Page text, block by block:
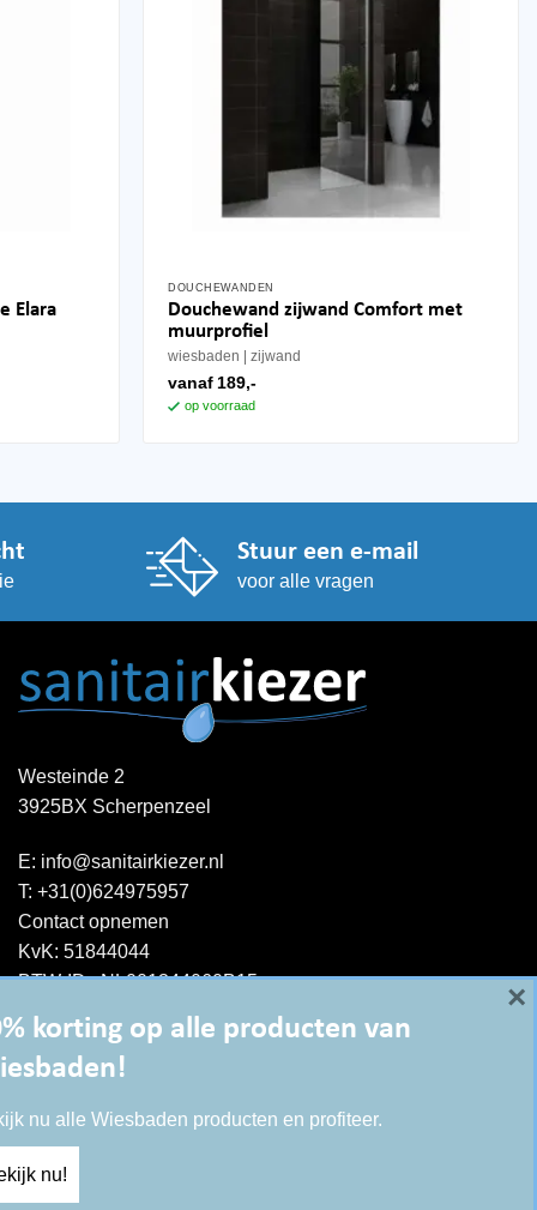
Elara
DOUCHEWANDEN
Douchewand zijwand Comfort met
muurprofiel
wiesbaden zijwand
vanaf 189,-
op voorraad
Dit
product
heeft
meerdere
variaties.
worden
op
de
productpagina
Stuur een e-mail
voor alle vragen
Westeinde 2
3925BX Scherpenzeel
E: info@sanitairkiezer.nl
T: +31(0)624975957
Contact opnemen
KvK: 51844044
BTW-ID : NL001344060B15
korting op alle producten van
nu alle Wiesbaden producten en profiteer.
nu!
×